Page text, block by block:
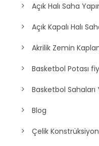
Açık Halı Saha
Açık Kapalı Halı
Akrilik Zemin
Basketbol Potası
Basketbol
Blog
Çelik